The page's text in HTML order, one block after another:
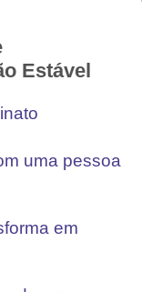
Estável
uma pessoa
em